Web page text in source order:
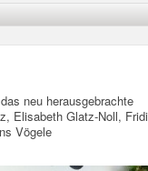
neu herausgebrachte
Elisabeth Glatz-Noll, Fridi
Vögele